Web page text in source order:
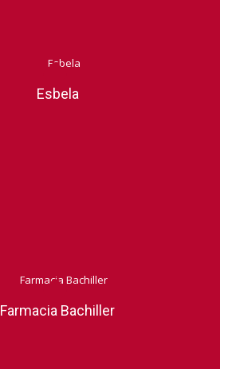
Esbela
Farmacia Bachiller